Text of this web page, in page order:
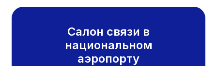
Салон связи в
национальном
аэропорту